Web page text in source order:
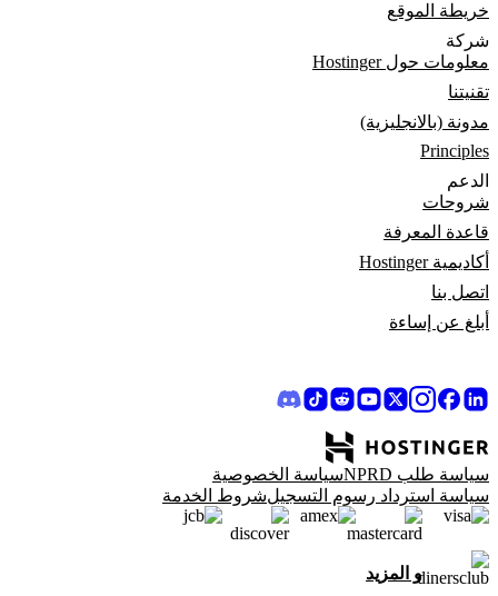
خريطة الموقع
شركة
معلومات حول Hostinger
تقنيتنا
مدونة (بالانجليزية)
Principles
الدعم
شروحات
قاعدة المعرفة
أكاديمية Hostinger
اتصل بنا
أبلغ عن إساءة
سياسة طلب NPRD
سياسة الخصوصية
سياسة استرداد رسوم التسجيلشروط الخدمة
و المزيد